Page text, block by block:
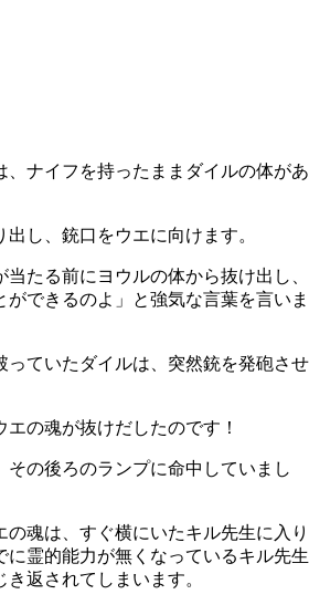
、ナイフを持ったままダイルの体があ
し、銃口をウエに向けます。
たる前にヨウルの体から抜け出し、
ができるのよ」と強気な言葉を言いま
っていたダイルは、突然銃を発砲させ
の魂が抜けだしたのです！
その後ろのランプに命中していまし
魂は、すぐ横にいたキル先生に入り
に霊的能力が無くなっているキル先生
返されてしまいます。